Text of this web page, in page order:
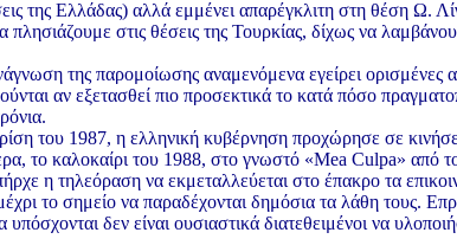
της Ελλάδας) αλλά εμμένει απαρέγκλιτη στη θέση Ω.
πλησιάζουμε στις θέσεις της Τουρκίας, δίχως να
της παρομοίωσης αναμενόμενα εγείρει ορισμένες
αν εξετασθεί πιο προσεκτικά το κατά πόσο
του 1987, η ελληνική κυβέρνηση προχώρησε σε
το καλοκαίρι του 1988, στο γνωστό «Mea Culpa»
η τηλεόραση να εκμεταλλεύεται στο έπακρο τα
το σημείο να παραδέχονται δημόσια τα λάθη τους.
υπόσχονται δεν είναι ουσιαστικά διατεθειμένοι να